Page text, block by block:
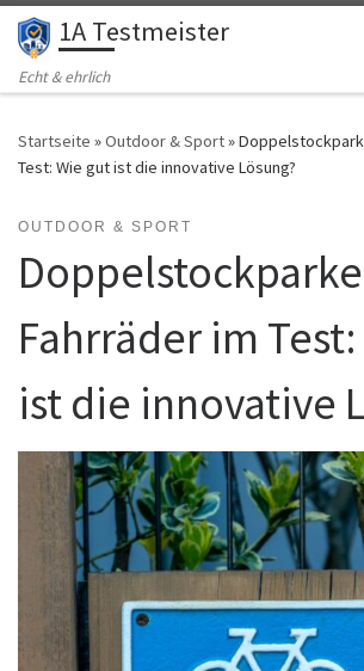
Zum Inhalt springen
1A Testmeister
Echt & ehrlich
Startseite »Outdoor & Sport»
Test: Wie gut ist die innovative Lösung?
OUTDOOR & SPORT
Fahrräder im
ist die innovative